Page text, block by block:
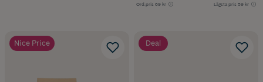
Ord.pris 69 kr Lägsta pris 59 kr
Nice Price Deal